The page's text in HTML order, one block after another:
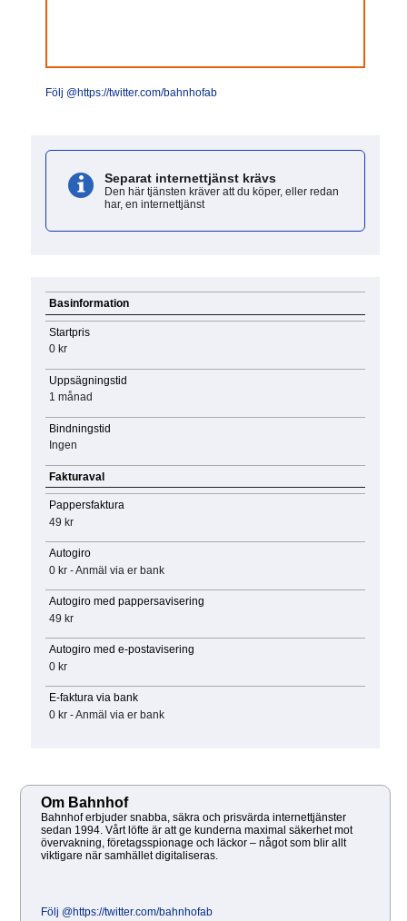
Följ @https://twitter.com/bahnhofab
Separat internettjänst krävs
Den här tjänsten kräver att du köper, eller redan
har, en internettjänst
Basinformation
Startpris
0 kr
Uppsägningstid
1 månad
Bindningstid
Ingen
Fakturaval
Pappersfaktura
49 kr
Autogiro
0 kr - Anmäl via er bank
Autogiro med pappersavisering
49 kr
Autogiro med e-postavisering
0 kr
E-faktura via bank
0 kr - Anmäl via er bank
Om Bahnhof
Bahnhof erbjuder snabba, säkra och prisvärda internettjänster
sedan 1994. Vårt löfte är att ge kunderna maximal säkerhet mot
övervakning, företagsspionage och läckor – något som blir allt
viktigare när samhället digitaliseras.
Följ @https://twitter.com/bahnhofab